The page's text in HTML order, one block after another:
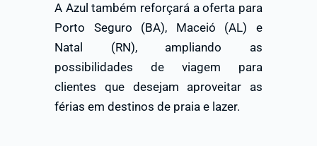
A Azul também reforçará a oferta para
Porto Seguro (BA), Maceió (AL) e
Natal (RN), ampliando as
possibilidades de viagem para
clientes que desejam aproveitar as
férias em destinos de praia e lazer.